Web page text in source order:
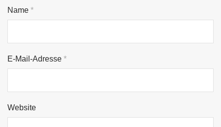
Name *
E-Mail-Adresse *
Website